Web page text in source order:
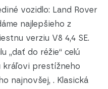
vozidlo: Land Rover
najlepšieho z
verziu V8 4,4 SE.
„dať do réžie“ celú
kráľovi prestížneho
najnovšej, . Klasická